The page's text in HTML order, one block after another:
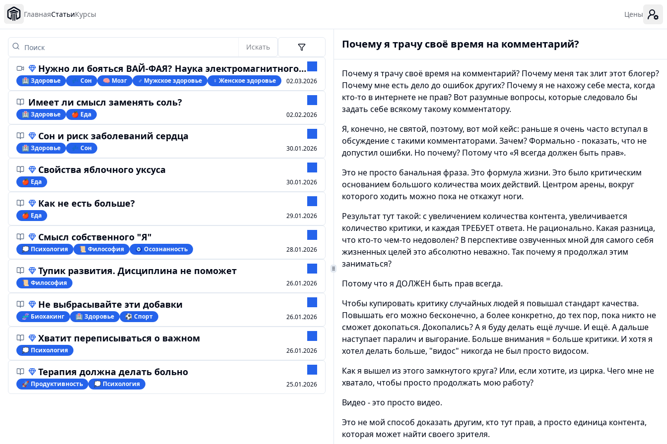
ГлавнаяСтатьиКурсы Цены
Почему я трачу своё время на комментарий?
Почему я трачу своё время на комментарий? Почему меня так злит этот блогер?
Почему мне есть дело до ошибок других? Почему я не нахожу себе места, когда
кто-то в интернете не прав? Вот разумные вопросы, которые следовало бы
задать себе всякому такому комментатору.
Я, конечно, не святой, поэтому, вот мой кейс: раньше я очень часто вступал в
обсуждение с такими комментаторами. Зачем? Формально - показать, что не
допустил ошибки. Но почему? Потому что «Я всегда должен быть прав».
Это не просто банальная фраза. Это формула жизни. Это было критическим
основанием большого количества моих действий. Центром арены, вокруг
которого ходить можно пока не откажут ноги.
Результат тут такой: с увеличением количества контента, увеличивается
количество критики, и каждая ТРЕБУЕТ ответа. Не рационально. Какая разница,
что кто-то чем-то недоволен? В перспективе озвученных мной для самого себя
жизненных целей это абсолютно неважно. Так почему я продолжал этим
заниматься?
Потому что я ДОЛЖЕН быть прав всегда.
Чтобы купировать критику случайных людей я повышал стандарт качества.
Повышать его можно бесконечно, а более конкретно, до тех пор, пока никто не
сможет докопаться. Докопались? А я буду делать ещё лучше. И ещё. А дальше
наступает паралич и выгорание. Больше внимания = больше критики. И хотя я
хотел делать больше, "видос" никогда не был просто видосом.
Как я вышел из этого замкнутого круга? Или, если хотите, из цирка. Чего мне не
хватало, чтобы просто продолжать мою работу?
Видео - это просто видео.
Это не мой способ доказать другим, кто тут прав, а просто единица контента,
которая может найти своего зрителя.
Искать
Нужно ли бояться ВАЙ-ФАЯ? Наука электромагнитного излучения
🏥 Здоровье 💤 Сон 🧠 Мозг ♂️ Мужское здоровье ♀ Женское здоровье 02.03.2026
Имеет ли смысл заменять соль?
🏥 Здоровье 🍎 Еда 02.02.2026
Сон и риск заболеваний сердца
🏥 Здоровье 💤 Сон 30.01.2026
Свойства яблочного уксуса
🍎 Еда 30.01.2026
Как не есть больше?
🍎 Еда 29.01.2026
Смысл собственного "Я"
💭 Психология 📜 Философия 🧿 Осознанность 28.01.2026
Тупик развития. Дисциплина не поможет
📜 Философия 26.01.2026
Не выбрасывайте эти добавки
🧬 Биохакинг 🏥 Здоровье ⚽️ Спорт 26.01.2026
Хватит переписываться о важном
💭 Психология 26.01.2026
Терапия должна делать больно
🚀 Продуктивность 💭 Психология 25.01.2026